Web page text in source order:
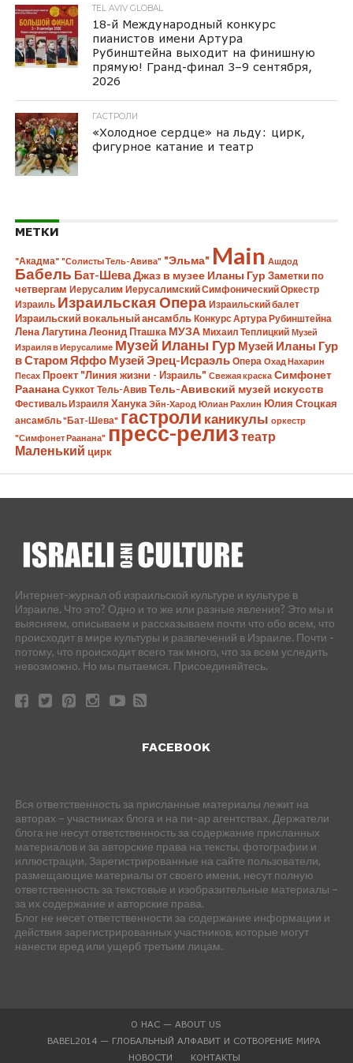
TEL AVIV GLOBAL
18-й Международный конкурс
пианистов имени Артура
Рубинштейна выходит на финишную
прямую! Гранд-финал 3–9 сентября,
2026
ГАСТРОЛИ
«Холодное сердце» на льду: цирк,
фигурное катание и театр
МЕТКИ
"Акадма" "Солисты Тель-Авива" "Эльма" Main Ашдод
Бабель Бат-ШеваДжаз в музее Иланы Гур Заметки по
четвергам Иерусалим Иерусалимский Симфонический Оркестр
Израиль Израильская Опера Израильский балет
Израильский вокальный ансамбль Конкурс Артура Рубинштейна
Лена Лагутина Леонид Пташка МУЗА Михаил Теплицкий Музей
Израиля в Иерусалиме Музей Иланы Гур Музей Иланы Гур
в Старом Яффо Музей Эрец-Исраэль Опера Охад Нахарин
Песах Проект "Линия жизни - Израиль" Свежая краска Симфонет
Раанана Суккот Тель-Авив Тель-Авивский музей искусств
Фестиваль Израиля Ханука Эйн-Харод Юлиан Рахлин Юлия Стоцкая
ансамбль "Бат-Шева" гастроли каникулы оркестр
"Симфонет Раанана" пресс-релизтеатр
Маленький цирк
Интернет-журнал об израильской культуре и культуре в
Израиле. Что это? Одно и то же или разные явления? Это мы и
выясняем, описываем и рассказываем почти что обо всем, что
происходит в мире культуры и развлечений в Израиле. Почти -
потому, что происходит всего так много, что за всем уследить
невозможно. Но мы пытаемся. Присоединяйтесь.
FACEBOOK
Вся ответственность за присланные материалы лежит на
авторах – участниках блога и на пи-ар агентствах. Держатели
блога не несут ответственность за содержание присланных
материалов и за авторские права на тексты, фотографии и
иллюстрации. Зарегистрированные на сайте пользователи,
размещающие материалы от своего имени, несут полную
ответственность за текстовые и изобразительные материалы –
за их содержание и авторские права.
Блог не несет ответственности за содержание информации и
действия зарегистрированных участников, которые могут
нанести вред или ущерб третьим лицам.
О НАС — ABOUT US
BABEL2014 — ГЛОБАЛЬНЫЙ АЛФАВИТ И СОТВОРЕНИЕ МИРА
НОВОСТИ
КОНТАКТЫ